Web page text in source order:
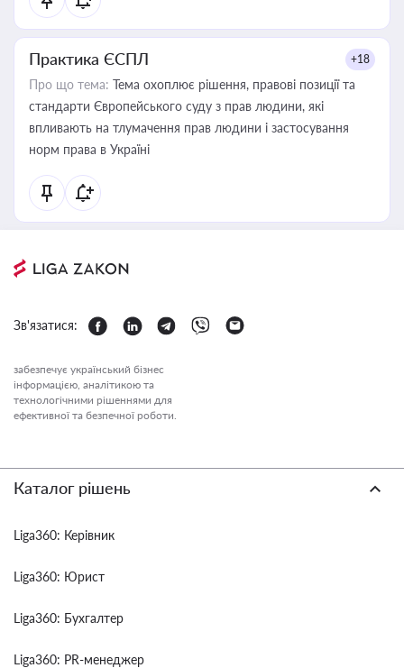
Практика ЄСПЛ +18
Про що тема: Тема охоплює рішення, правові позиції та
стандарти Європейського суду з прав людини, які
впливають на тлумачення прав людини і застосування
норм права в Україні
Зв'язатися:
забезпечує український бізнес
інформацією, аналітикою та
технологічними рішеннями для
ефективної та безпечної роботи.
Каталог рішень
Liga360: Керівник
Liga360: Юрист
Liga360: Бухгалтер
Liga360: PR-менеджер